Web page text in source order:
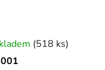
(518 ks)